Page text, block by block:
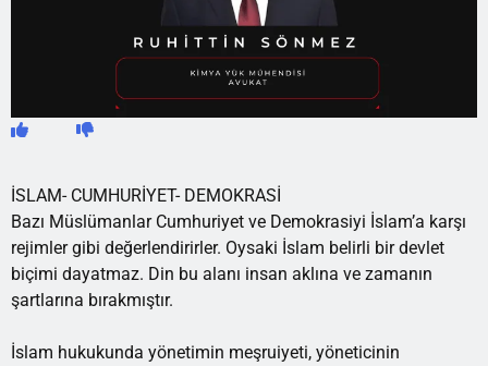
İSLAM- CUMHURİYET- DEMOKRASİ
Bazı Müslümanlar Cumhuriyet ve Demokrasiyi İslam’a karşı
rejimler gibi değerlendirirler. Oysaki İslam belirli bir devlet
biçimi dayatmaz. Din bu alanı insan aklına ve zamanın
şartlarına bırakmıştır.
İslam hukukunda yönetimin meşruiyeti, yöneticinin